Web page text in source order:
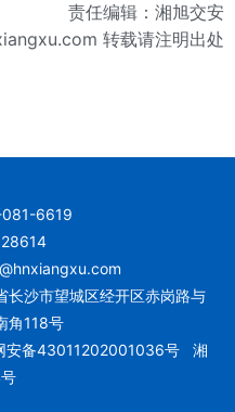
责任编辑：湘旭交安
转载请注明出处
6619
长沙市望城区经开区赤岗路与
角118号
安备43011202001036号
湘